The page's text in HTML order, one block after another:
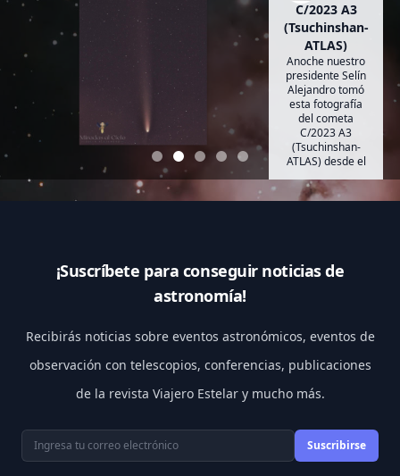
C/2023 A3
(Tsuchinshan-
ATLAS)
Anoche nuestro
presidente Selín
Alejandro tomó
esta fotografía
del cometa
C/2023 A3
(Tsuchinshan-
ATLAS) desde el
Querétaro.
¡Suscríbete para conseguir noticias de
astronomía!
Recibirás noticias sobre eventos astronómicos, eventos de
observación con telescopios, conferencias, publicaciones
de la revista Viajero Estelar y mucho más.
Correo electrónico Suscribirse